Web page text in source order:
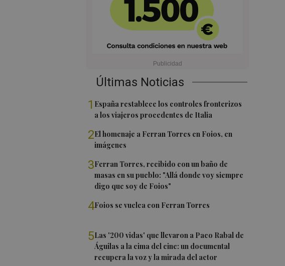
Últimas Noticias
1 España restablece los controles fronterizos
a los viajeros procedentes de Italia
2El homenaje a Ferran Torres en Foios, en
imágenes
3Ferran Torres, recibido con un baño de
masas en su pueblo: "Allá donde voy siempre
digo que soy de Foios"
4Foios se vuelca con Ferran Torres
5Las '200 vidas' que llevaron a Paco Rabal de
Águilas a la cima del cine: un documental
recupera la voz y la mirada del actor